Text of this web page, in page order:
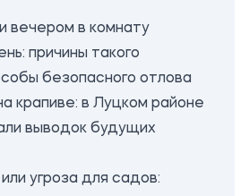
вечером в комнату
причины такого
безопасного отлова
крапиве: в Луцком районе
выводок будущих
угроза для садов: